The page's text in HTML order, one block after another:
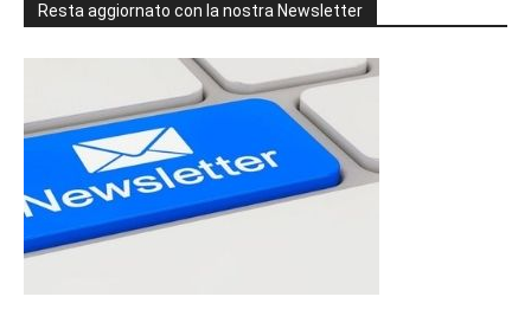
Resta aggiornato con la nostra Newsletter